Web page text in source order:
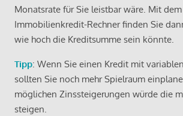
Monatsrate für Sie leistbar wäre. Mit dem
Immobilienkredit-Rechner finden Sie
wie hoch die Kreditsumme sein könnte.
Tipp: Wenn Sie einen Kredit mit
sollten Sie noch mehr Spielraum
möglichen Zinssteigerungen würde die
steigen.